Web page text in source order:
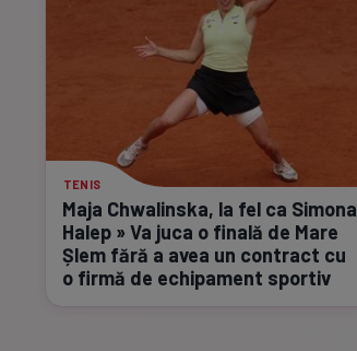
TENIS
Maja Chwalinska, la fel ca Simona
Halep » Va juca o finală de Mare
Șlem fără a avea un contract cu
o firmă de echipament sportiv